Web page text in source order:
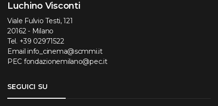
Luchino Visconti
Viale Fulvio Testi, 121
20162 - Milano
Tel. +39 02971522
Email info_cinema@scmmi.it
PEC fondazionemilano@pec.it
SEGUICI SU